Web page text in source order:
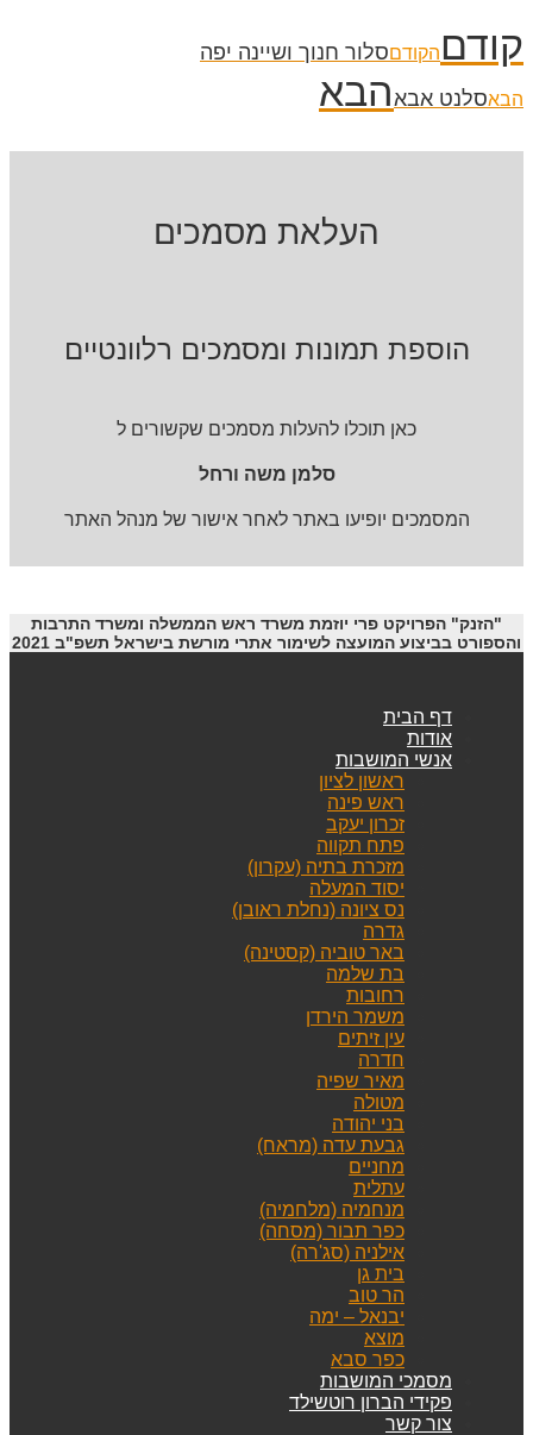
קודם הקודםסלור חנוך ושיינה יפה
הבאסלנט אבאהבא
העלאת מסמכים
הוספת תמונות ומסמכים רלוונטיים
כאן תוכלו להעלות מסמכים שקשורים ל
סלמן משה ורחל
המסמכים יופיעו באתר לאחר אישור של מנהל האתר
"הזנק" הפרויקט פרי יוזמת משרד ראש הממשלה ומשרד התרבות
והספורט בביצוע המועצה לשימור אתרי מורשת בישראל תשפ"ב 2021
דף הבית
אודות
אנשי המושבות
ראשון לציון
ראש פינה
זכרון יעקב
פתח תקווה
מזכרת בתיה (עקרון)
יסוד המעלה
נס ציונה (נחלת ראובן)
גדרה
באר טוביה (קסטינה)
בת שלמה
רחובות
משמר הירדן
עין זיתים
חדרה
מאיר שפיה
מטולה
בני יהודה
גבעת עדה (מראח)
מחניים
עתלית
מנחמיה (מלחמיה)
כפר תבור (מסחה)
אילניה (סג'רה)
בית גן
הר טוב
יבנאל – ימה
מוצא
כפר סבא
מסמכי המושבות
פקידי הברון רוטשילד
צור קשר